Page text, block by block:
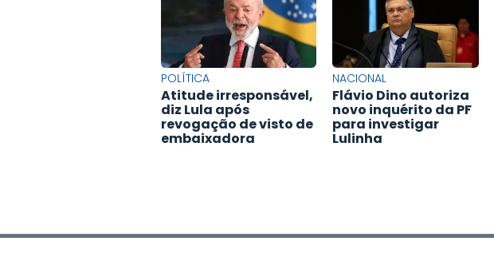
POLÍTICA
Atitude irresponsável,
diz Lula após
revogação de visto de
embaixadora
NACIONAL
Flávio Dino autoriza
novo inquérito da PF
para investigar
Lulinha